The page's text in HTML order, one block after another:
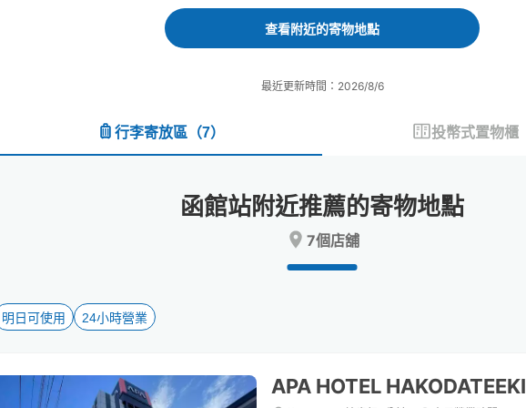
forward
to
the
calendar
select
the
changing
backward
interact
select
the
changing
查看附近的寄物地點
最近更新時間：2026/8/6
行李寄放區 （7） 投幣式置物櫃
函館站附近推薦的寄物地點
7個店舖
明日可使用 24小時營業
APA HOTEL